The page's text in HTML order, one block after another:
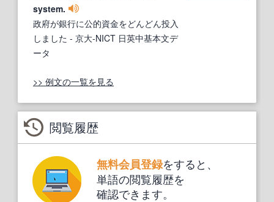
system.
政府が銀行に公的資金をどんどん投入
しました - 京大-NICT 日英中基本文デ
ータ
>> 例文の一覧を見る
閲覧履歴
無料会員登録をすると、
単語の閲覧履歴を
確認できます。